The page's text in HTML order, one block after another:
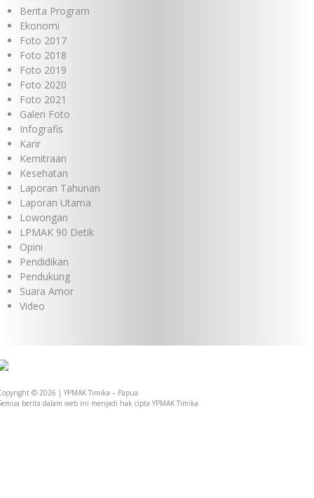
Berita Program
Ekonomi
Foto 2017
Foto 2018
Foto 2019
Foto 2020
Foto 2021
Galeri Foto
Infografis
Karir
Kemitraan
Kesehatan
Laporan Tahunan
Laporan Utama
Lowongan
LPMAK 90 Detik
Opini
Pendidikan
Pendukung
Suara Amor
Video
© 2026 | YPMAK Timika – Papua
berita dalam web ini menjadi hak cipta YPMAK Timika